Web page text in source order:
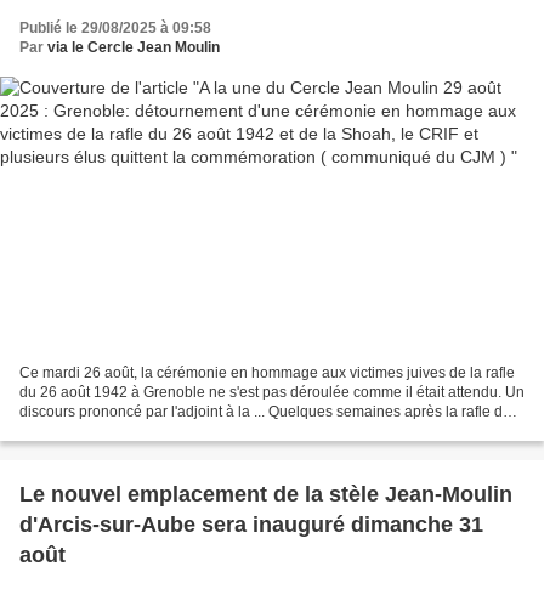
1942 et de la Shoah, le CRIF et plusieurs élus
quittent la commémoration ( communiqué du
Publié le 29/08/2025 à 09:58
Par via le Cercle Jean Moulin
Ce mardi 26 août, la cérémonie en hommage aux victimes juives de la rafle
du 26 août 1942 à Grenoble ne s'est pas déroulée comme il était attendu. Un
discours prononcé par l'adjoint à la ... Quelques semaines après la rafle du
Le nouvel emplacement de la stèle Jean-Moulin
d'Arcis-sur-Aube sera inauguré dimanche 31
août